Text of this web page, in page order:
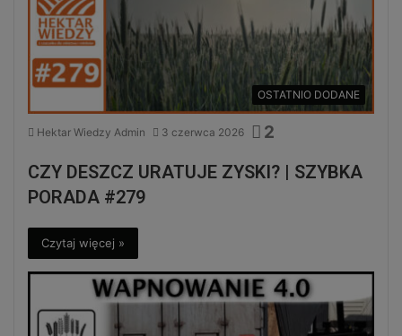
OSTATNIO DODANE
Hektar Wiedzy Admin 3 czerwca 2026 2
CZY DESZCZ URATUJE ZYSKI? | SZYBKA
PORADA #279
Czytaj więcej »